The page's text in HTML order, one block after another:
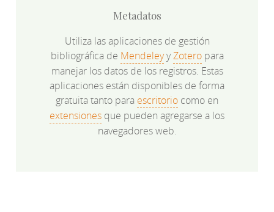
Metadatos
Utiliza las aplicaciones de gestión
bibliográfica de MendeleyyZoteropara
manejar los datos de los registros. Estas
aplicaciones están disponibles de forma
gratuita tanto para escritorio como en
extensiones que pueden agregarse a los
navegadores web.